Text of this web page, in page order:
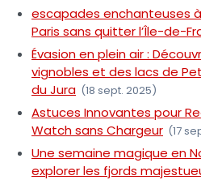
escapades enchanteuses
Paris sans quitter l’Île-de-
Évasion en plein air :
vignobles et des lacs de
du Jura (18 sept. 2025)
Astuces Innovantes pour
Watch sans Chargeur (17
Une semaine magique en
explorer les fjords